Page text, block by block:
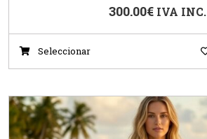
300.00€ IVA INC.
Seleccionar